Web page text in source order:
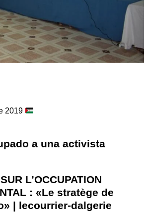
2019
a una activista
L’OCCUPATION
: «Le stratège de
| lecourrier-dalgerie